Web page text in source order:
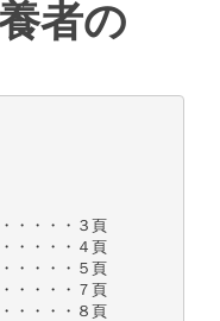
者の
・・・・３頁
・・・・４頁
・・・・５頁
・・・・７頁
・・・・８頁